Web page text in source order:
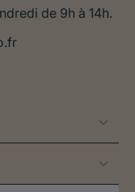
de 9h à 14h.